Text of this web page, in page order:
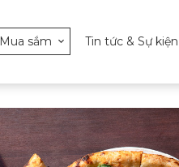
Mua sắm Tin tức & Sự kiện